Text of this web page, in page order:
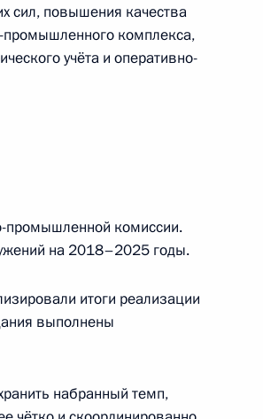
сил, повышения качества
промышленного комплекса,
учёта и оперативно-
промышленной комиссии.
на 2018–2025 годы.
итоги реализации
выполнены
набранный темп,